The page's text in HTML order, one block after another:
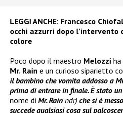
LEGGI ANCHE: Francesco
occhi azzurri dopo l’intervento
colore
Poco dopo il maestro Melozzi
Mr. Rain e un curioso siparietto
il bambino che vomita addosso a
prima di entrare in finale. È stato
nome di Mr. Rain ndr) che si è
succede qualsiasi cosa sul